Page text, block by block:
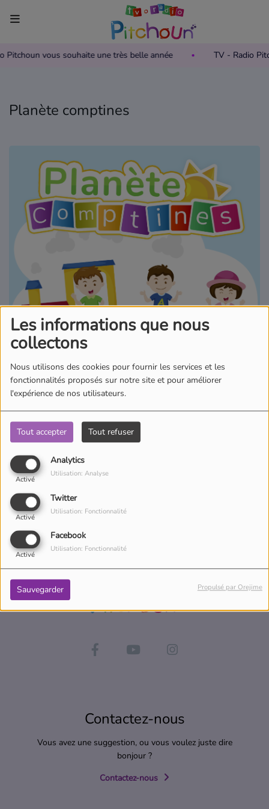
Les informations que nous
collectons
Nous utilisons des cookies pour fournir les services et les
fonctionnalités proposés sur notre site et pour améliorer
l'expérience de nos utilisateurs.
Tout accepter Tout refuser
Analytics
Activé
Utilisation: Analyse
Twitter
Activé
Utilisation: Fonctionnalité
Facebook
Activé
Utilisation: Fonctionnalité
Sauvegarder Propulsé par Orejime
Pitchoun vous souhaite une très belle année TV - Radio
Accueil
Grille des programmes TV
Où regarder TV Pitchoun ?
Radio
Grille des programmes Radio
Podcasts
Où écouter Radio Pitchoun ?
Pitchoun Rédac
Qui sommes-nous ?
Contact
Planète comptines
"Pirouette, Cacahuète" , "Une Souris Verte"... : Les plus célèbres
comptines pour les enfants sont à retrouver sur la Planète
Comptines !
Contactez-nous
Vous avez une suggestion, ou vous voulez juste dire
bonjour ?
Contactez-nous